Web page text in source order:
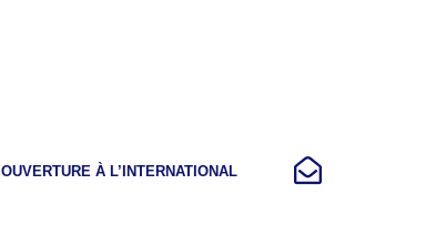
OUVERTURE À L’INTERNATIONAL